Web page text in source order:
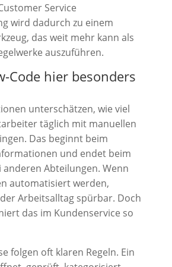
Service
wird dadurch zu einem
das weit mehr kann als
auszuführen.
Code hier besonders
unterschätzen, wie viel
täglich mit manuellen
Das beginnt beim
und endet beim
anderen Abteilungen. Wenn
automatisiert werden,
Arbeitsalltag spürbar. Doch
das im Kundenservice so
folgen oft klaren Regeln. Ein